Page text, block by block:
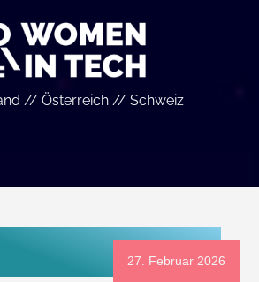
// Österreich // Schweiz
27. Februar 2026